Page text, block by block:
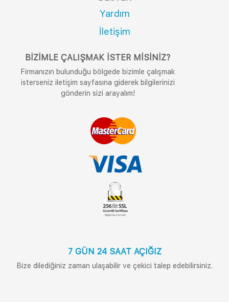
Yardım
İletişim
BIZIMLE ÇALIŞMAK İSTER MISINIZ?
Firmanızın bulunduğu bölgede bizimle çalışmak
isterseniz iletişim sayfasına giderek bilgilerinizi
gönderin sizi arayalım!
7 GÜN 24 SAAT AÇIĞIZ
Bize dilediğiniz zaman ulaşabilir ve çekici talep edebilirsiniz.